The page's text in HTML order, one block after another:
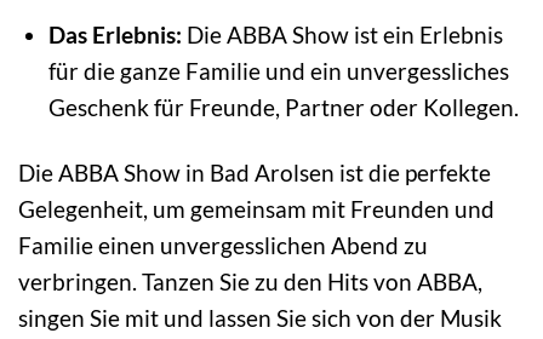
Das Erlebnis: Die ABBA Show ist ein Erlebnis
für die ganze Familie und ein unvergessliches
Geschenk für Freunde, Partner oder Kollegen.
Die ABBA Show in Bad Arolsen ist die perfekte
Gelegenheit, um gemeinsam mit Freunden und
Familie einen unvergesslichen Abend zu
verbringen. Tanzen Sie zu den Hits von ABBA,
singen Sie mit und lassen Sie sich von der Musik